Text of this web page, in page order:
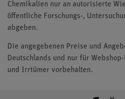
Chemikalien nur an autorisierte
öffentliche Forschungs-,
abgeben.
Die angegebenen Preise und
Deutschlands und nur für
und Irrtümer vorbehalten.